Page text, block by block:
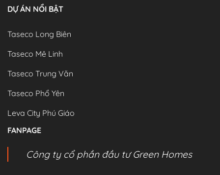
DỰ ÁN NỔI BẬT
Taseco Long Biên
Taseco Mê Linh
Taseco Trung Văn
Taseco Phổ Yên
Leva City Phú Giáo
FANPAGE
Công ty cổ phần đầu tư Green Homes